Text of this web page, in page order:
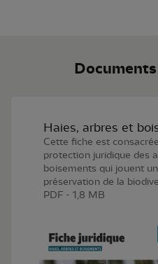
Haies, arbres et
Cette fiche est
protection juridique des
boisements qui jouent
préservation de la
PDF - 1,8 MB